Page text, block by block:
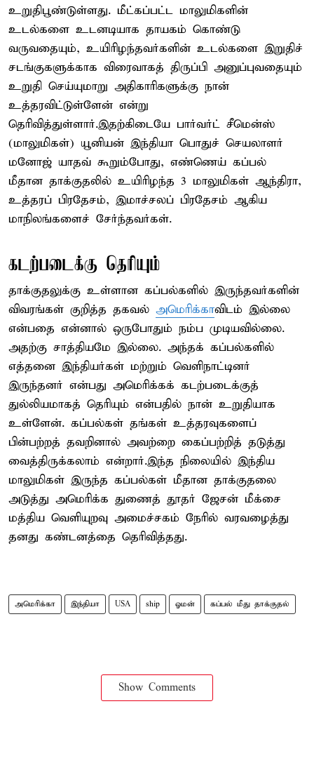
உறுதிபூண்டுள்ளது. மீட்கப்பட்ட மாலுமிகளின்
உடல்களை உடனடியாக தாயகம் கொண்டு
வருவதையும், உயிரிழந்தவர்களின் உடல்களை இறுதிச்
சடங்குகளுக்காக விரைவாகத் திருப்பி அனுப்புவதையும்
உறுதி செய்யுமாறு அதிகாரிகளுக்கு நான்
உத்தரவிட்டுள்ளேன் என்று
தெரிவித்துள்ளார்.இதற்கிடையே பார்வர்ட் சீமென்ஸ்
(மாலுமிகள்) யூனியன் இந்தியா பொதுச் செயலாளர்
மனோஜ் யாதவ் கூறும்போது, எண்ணெய் கப்பல்
மீதான தாக்குதலில் உயிரிழந்த 3 மாலுமிகள் ஆந்திரா,
உத்தரப் பிரதேசம், இமாச்சலப் பிரதேசம் ஆகிய
மாநிலங்களைச் சேர்ந்தவர்கள்.
கடற்படைக்கு தெரியும்
தாக்குதலுக்கு உள்ளான கப்பல்களில் இருந்தவர்களின்
விவரங்கள் குறித்த தகவல் அமெரிக்காவிடம் இல்லை
என்பதை என்னால் ஒருபோதும் நம்ப முடியவில்லை.
அதற்கு சாத்தியமே இல்லை. அந்தக் கப்பல்களில்
எத்தனை இந்தியர்கள் மற்றும் வெளிநாட்டினர்
இருந்தனர் என்பது அமெரிக்கக் கடற்படைக்குத்
துல்லியமாகத் தெரியும் என்பதில் நான் உறுதியாக
உள்ளேன். கப்பல்கள் தங்கள் உத்தரவுகளைப்
பின்பற்றத் தவறினால் அவற்றை கைப்பற்றித் தடுத்து
வைத்திருக்கலாம் என்றார்.இந்த நிலையில் இந்திய
மாலுமிகள் இருந்த கப்பல்கள் மீதான தாக்குதலை
அடுத்து அமெரிக்க துணைத் தூதர் ஜேசன் மீக்சை
மத்திய வெளியுறவு அமைச்சகம் நேரில் வரவழைத்து
தனது கண்டனத்தை தெரிவித்தது.
அமெரிக்கா இந்தியா USA ship ஓமன் கப்பல் மீது தாக்குதல்
Show Comments